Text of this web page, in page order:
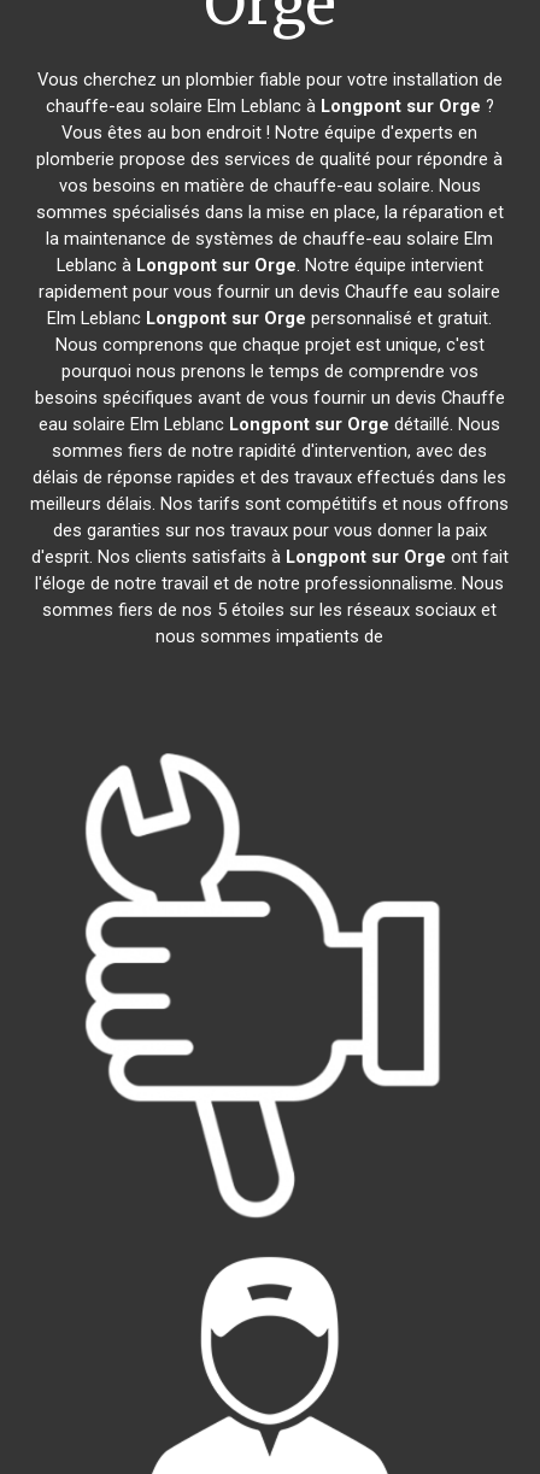
Vous cherchez un plombier fiable pour votre installation de
chauffe-eau solaire Elm Leblanc à Longpont sur Orge ?
Vous êtes au bon endroit ! Notre équipe d'experts en
plomberie propose des services de qualité pour répondre à
vos besoins en matière de chauffe-eau solaire. Nous
sommes spécialisés dans la mise en place, la réparation et
la maintenance de systèmes de chauffe-eau solaire Elm
Leblanc à Longpont sur Orge. Notre équipe intervient
rapidement pour vous fournir un devis Chauffe eau solaire
Elm Leblanc Longpont sur Orge personnalisé et gratuit.
Nous comprenons que chaque projet est unique, c'est
pourquoi nous prenons le temps de comprendre vos
besoins spécifiques avant de vous fournir un devis Chauffe
eau solaire Elm Leblanc Longpont sur Orge détaillé. Nous
sommes fiers de notre rapidité d'intervention, avec des
délais de réponse rapides et des travaux effectués dans les
meilleurs délais. Nos tarifs sont compétitifs et nous offrons
des garanties sur nos travaux pour vous donner la paix
d'esprit. Nos clients satisfaits à Longpont sur Orge ont fait
l'éloge de notre travail et de notre professionnalisme. Nous
sommes fiers de nos 5 étoiles sur les réseaux sociaux et
nous sommes impatients de